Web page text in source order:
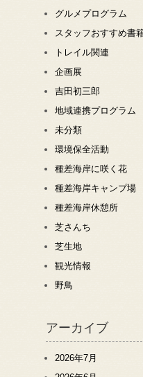
グルメプログラム
スタッフおすすめ書
トレイル関連
企画展
吉田初三郎
地域連携プログラム
未分類
環境保全活動
種差海岸に咲く花
種差海岸キャンプ場
種差海岸休憩所
芝さんち
芝生地
観光情報
野鳥
アーカイブ
2026年7月